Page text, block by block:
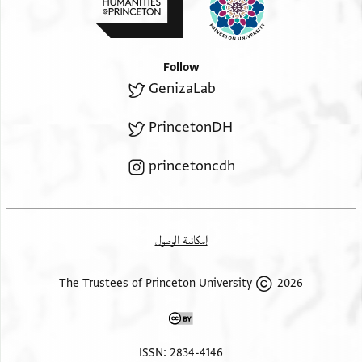
Follow
GenizaLab
PrincetonDH
princetoncdh
إمكانية الوصول
2026 The Trustees of Princeton University
ISSN: 2834-4146